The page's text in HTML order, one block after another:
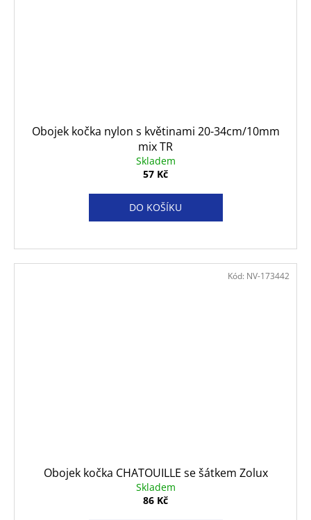
Obojek kočka nylon s květinami 20-34cm/10mm
mix TR
Skladem
57 Kč
DO KOŠÍKU
Obojek kočka CHATOUILLE se šátkem Zolux
Skladem
86 Kč
Kód: NV-173442